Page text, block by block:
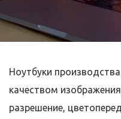
Ноутбуки
качеством
разрешение,